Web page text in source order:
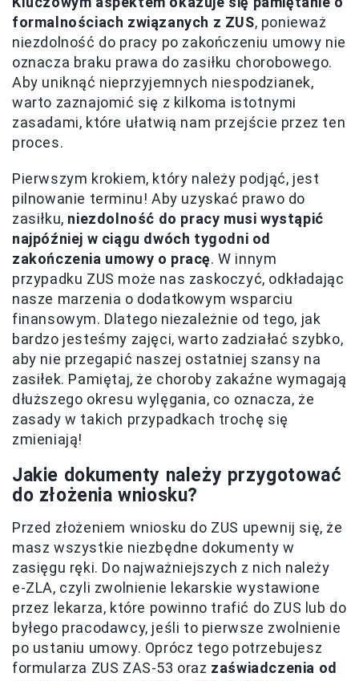
formalnościach związanych z ZUS, ponieważ
niezdolność do pracy po zakończeniu umowy nie
oznacza braku prawa do zasiłku chorobowego.
Aby uniknąć nieprzyjemnych niespodzianek,
warto zaznajomić się z kilkoma istotnymi
zasadami, które ułatwią nam przejście przez ten
proces.
Pierwszym krokiem, który należy podjąć, jest
pilnowanie terminu! Aby uzyskać prawo do
zasiłku, niezdolność do pracy musi wystąpić
najpóźniej w ciągu dwóch tygodni od
zakończenia umowy o pracę. W innym
przypadku ZUS może nas zaskoczyć, odkładając
nasze marzenia o dodatkowym wsparciu
finansowym. Dlatego niezależnie od tego, jak
bardzo jesteśmy zajęci, warto zadziałać szybko,
aby nie przegapić naszej ostatniej szansy na
zasiłek. Pamiętaj, że choroby zakaźne wymagają
dłuższego okresu wylęgania, co oznacza, że
zasady w takich przypadkach trochę się
zmieniają!
Jakie dokumenty należy przygotować
do złożenia wniosku?
Przed złożeniem wniosku do ZUS upewnij się, że
masz wszystkie niezbędne dokumenty w
zasięgu ręki. Do najważniejszych z nich należy
e-ZLA, czyli zwolnienie lekarskie wystawione
przez lekarza, które powinno trafić do ZUS lub do
byłego pracodawcy, jeśli to pierwsze zwolnienie
po ustaniu umowy. Oprócz tego potrzebujesz
formularza ZUS ZAS-53 oraz zaświadczenia od